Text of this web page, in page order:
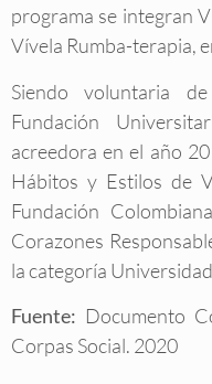
programa se integran
Vívela Rumba-terapia,
Siendo voluntaria
Fundación
acreedora en el año
Hábitos y Estilos de
Fundación
Corazones
la categoría
Fuente: Documento
Corpas Social. 2020